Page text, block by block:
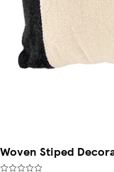
Woven Stiped